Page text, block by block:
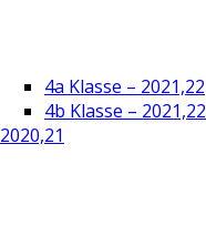
4a Klasse – 2021,22
4b Klasse – 2021,22
2020,21